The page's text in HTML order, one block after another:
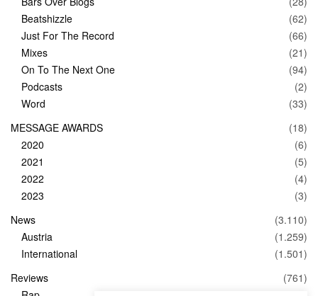
Beatshizzle
(62)
Just For The Record
(66)
Mixes
(21)
On To The Next One
(94)
Podcasts
(2)
Word
(33)
MESSAGE AWARDS
(18)
2020
(6)
2021
(5)
2022
(4)
2023
(3)
News
(3.110)
Austria
(1.259)
International
(1.501)
Reviews
(761)